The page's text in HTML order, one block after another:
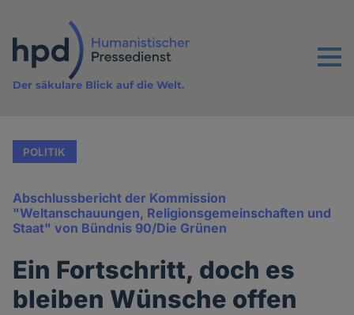
Inhalt
Menu
Der säkulare Blick auf die Welt.
POLITIK
Abschlussbericht der Kommission
"Weltanschauungen, Religionsgemeinschaften und
Staat" von Bündnis 90/Die Grünen
Ein Fortschritt, doch es
bleiben Wünsche offen